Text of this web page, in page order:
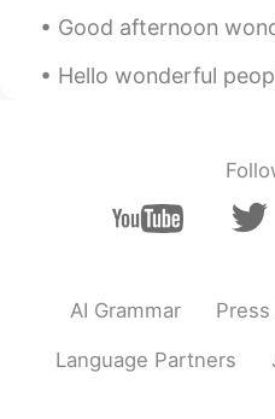
映画とかでもよく
美味しそー😋😋
あん
Good afternoon wonderful people. It is English
Hello wonderful people! Here is a new tongue
AI Grammar
Language Partners